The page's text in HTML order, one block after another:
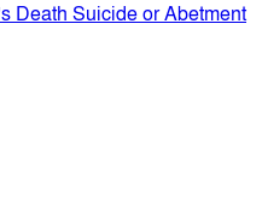
Death Suicide or Abetment